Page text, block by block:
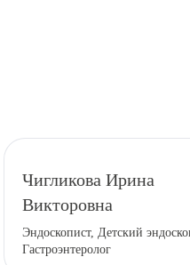
Чигликова Ирина
Викторовна
Эндоскопист, Детский
Гастроэнтеролог